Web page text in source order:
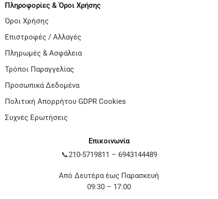
Πληροφορίες & Όροι Χρήσης
Όροι Χρήσης
Επιστροφές / Αλλαγές
Πληρωμές & Ασφάλεια
Τρόποι Παραγγελίας
Προσωπικά Δεδομένα
Πολιτική Απορρήτου GDPR Cookies
Συχνές Ερωτήσεις
Επικοινωνία
📞210-5719811 – 6943144489
Από Δευτέρα έως Παρασκευή
09:30 – 17:00